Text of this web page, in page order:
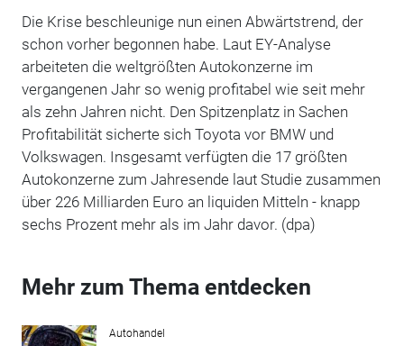
Die Krise beschleunige nun einen Abwärtstrend, der
schon vorher begonnen habe. Laut EY-Analyse
arbeiteten die weltgrößten Autokonzerne im
vergangenen Jahr so wenig profitabel wie seit mehr
als zehn Jahren nicht. Den Spitzenplatz in Sachen
Profitabilität sicherte sich Toyota vor BMW und
Volkswagen. Insgesamt verfügten die 17 größten
Autokonzerne zum Jahresende laut Studie zusammen
über 226 Milliarden Euro an liquiden Mitteln - knapp
sechs Prozent mehr als im Jahr davor. (dpa)
Mehr zum Thema entdecken
Autohandel